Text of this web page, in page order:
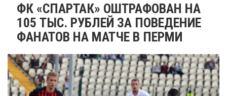
ФК «СПАРТАК» ОШТРАФОВАН НА
105 ТЫС. РУБЛЕЙ ЗА ПОВЕДЕНИЕ
ФАНАТОВ НА МАТЧЕ В ПЕРМИ